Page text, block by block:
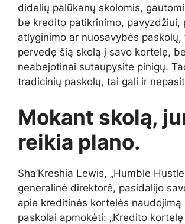
didelių palūkanų skolomis,
be kredito patikrinimo, pavyzdžiui,
atlyginimo ar nuosavybės paskolų,
pervedę šią skolą į savo kortelę,
neabejotinai sutaupysite pinigų.
tradicinių paskolų, tai gali ir
Mokant skolą,
reikia plano.
Sha’Kreshia Lewis, „Humble
generalinė direktorė, pasidalijo
apie kreditinės kortelės naudojimą
paskolai apmokėti: „Kredito